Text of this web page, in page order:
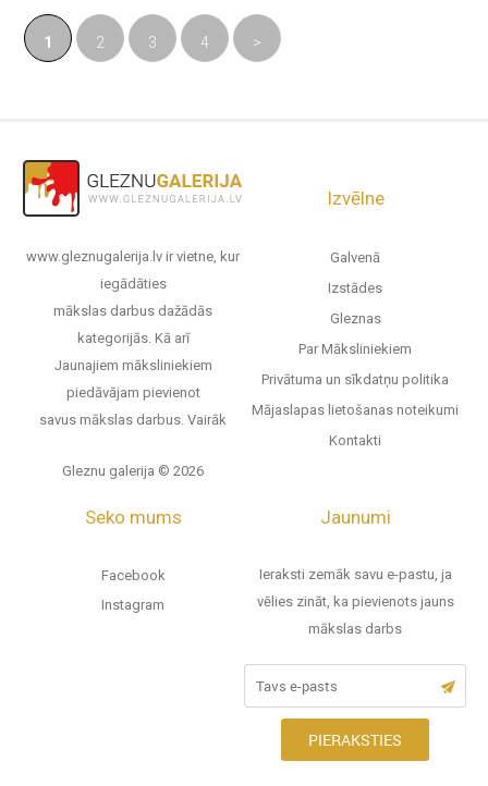
1 2 3 4 >
www.gleznugalerija.lv ir vietne, kur
iegādāties
mākslas darbus dažādās
kategorijās. Kā arī
Jaunajiem māksliniekiem
piedāvājam pievienot
savus mākslas darbus. Vairāk
Gleznu galerija © 2026
Izvēlne
Galvenā
Izstādes
Gleznas
Par Māksliniekiem
Privātuma un sīkdatņu politika
Mājaslapas lietošanas noteikumi
Kontakti
Seko mums
Facebook
Instagram
Jaunumi
Ieraksti zemāk savu e-pastu, ja
vēlies zināt, ka pievienots jauns
mākslas darbs